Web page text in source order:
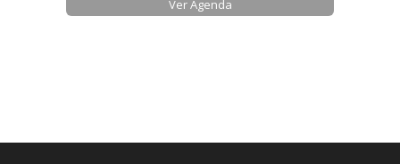
Ver Agenda